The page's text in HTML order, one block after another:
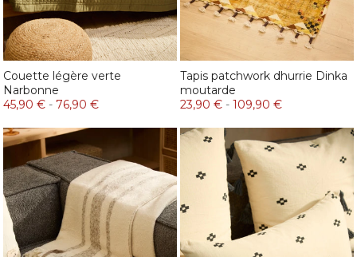
Couette légère verte
Narbonne
45,90 € - 76,90 €
Tapis patchwork dhurrie Dinka
moutarde
23,90 € - 109,90 €